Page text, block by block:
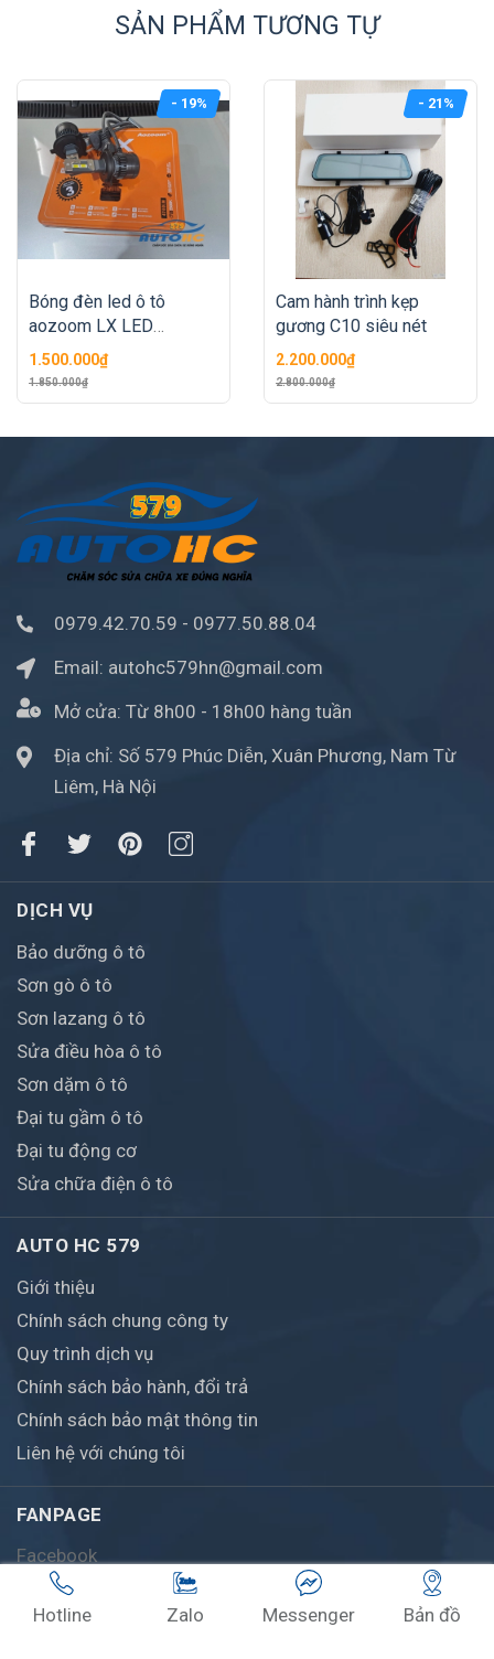
SẢN PHẨM TƯƠNG TỰ
- 19%
Bóng đèn led ô tô
aozoom LX LED
HEADLIGHT - Bảo hành
3 năm
1.500.000₫
1.850.000₫
- 21%
Cam hành trình kẹp
gương C10 siêu nét
2.200.000₫
2.800.000₫
0979.42.70.59 - 0977.50.88.04
Email: autohc579hn@gmail.com
Mở cửa: Từ 8h00 - 18h00 hàng tuần
Địa chỉ: Số 579 Phúc Diễn, Xuân Phương, Nam Từ
Liêm, Hà Nội
DỊCH VỤ
Bảo dưỡng ô tô
Sơn gò ô tô
Sơn lazang ô tô
Sửa điều hòa ô tô
Sơn dặm ô tô
Đại tu gầm ô tô
Đại tu động cơ
Sửa chữa điện ô tô
AUTO HC 579
Giới thiệu
Chính sách chung công ty
Quy trình dịch vụ
Chính sách bảo hành, đổi trả
Chính sách bảo mật thông tin
Liên hệ với chúng tôi
FANPAGE
Facebook
Hotline Zalo Messenger Bản đồ